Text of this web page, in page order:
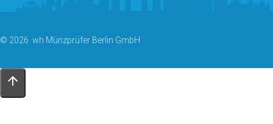
© 2026 wh Münzprüfer Berlin GmbH